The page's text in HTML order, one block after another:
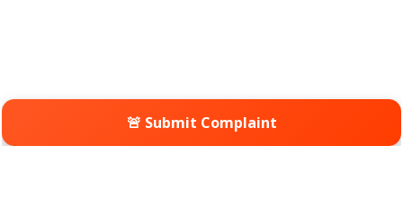
🚨 Submit Complaint